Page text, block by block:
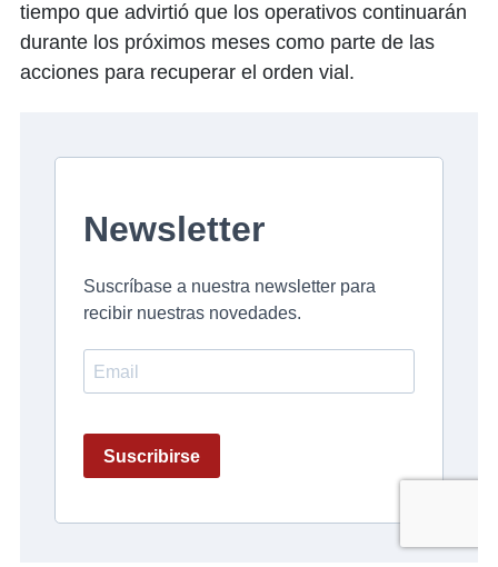
tiempo que advirtió que los operativos continuarán
durante los próximos meses como parte de las
acciones para recuperar el orden vial.